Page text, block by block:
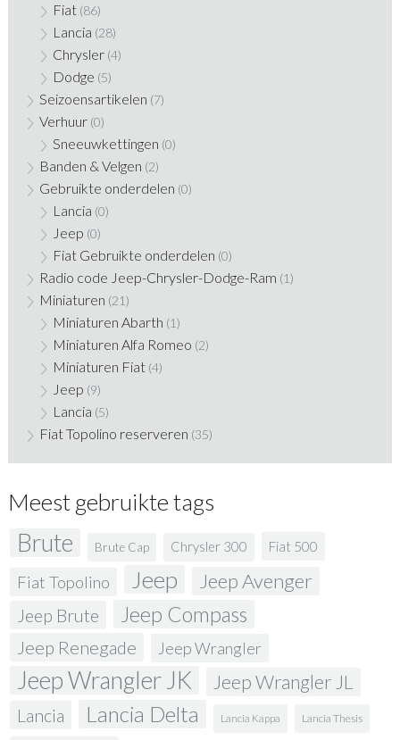
Fiat (86)
Lancia (28)
Chrysler (4)
Dodge (5)
Seizoensartikelen (7)
Verhuur (0)
Sneeuwkettingen (0)
Banden & Velgen (2)
Gebruikte onderdelen (0)
Lancia (0)
Jeep (0)
Fiat Gebruikte onderdelen (0)
Radio code Jeep-Chrysler-Dodge-Ram (1)
Miniaturen (21)
Miniaturen Abarth (1)
Miniaturen Alfa Romeo (2)
Miniaturen Fiat (4)
Jeep (9)
Lancia (5)
Fiat Topolino reserveren (35)
Meest gebruikte tags
Brute Brute Cap Chrysler 300 Fiat 500
Fiat Topolino Jeep Jeep Avenger
Jeep Brute Jeep Compass
Jeep Renegade Jeep Wrangler
Jeep Wrangler JK Jeep Wrangler JL
Lancia Lancia Delta Lancia Kappa Lancia Thesis